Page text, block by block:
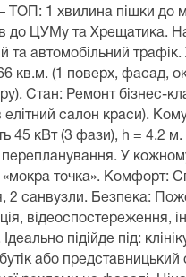
ТОП: 1 хвилина пішки до
до ЦУМу та Хрещатика.
та автомобільний
кв.м. (1 поверх, фасад,
Стан: Ремонт бізнес-
салон краси).
45 кВт (3 фази), h = 4.2
У кожному
точка». Комфорт:
2 санвузли. Безпека:
відеоспостереження,
підійде під:
або представницький